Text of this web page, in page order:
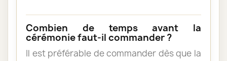
Combien de temps avant la
cérémonie faut-il commander ?
Il est préférable de commander dès que la